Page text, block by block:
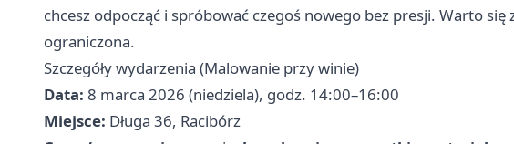
chcesz odpocząć i spróbować czegoś nowego bez presji. Warto
ograniczona.
Szczegóły wydarzenia (Malowanie przy winie)
Data: 8 marca 2026 (niedziela), godz. 14:00–16:00
Miejsce: Długa 36, Racibórz